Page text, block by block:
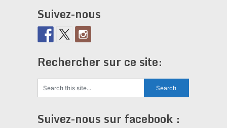
Suivez-nous
Rechercher sur ce site:
Suivez-nous sur facebook :